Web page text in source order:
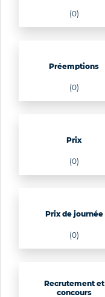
(0)
Préemptions
(0)
Prix
(0)
Prix de journée
(0)
Recrutement et
concours